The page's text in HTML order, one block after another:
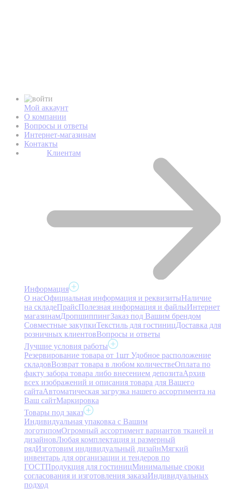
Мой аккаунт
О компании
Вопросы и ответы
Интернет-магазинам
Контакты
Клиентам
Информация
О насОфициальная информация и реквизитыНаличие
на складеПрайсПолезная информация и файлыИнтернет
магазинамДропшиппингЗаказ под Вашим брендом
Совместные закупкиТекстиль для гостиницДоставка для
розничных клиентовВопросы и ответы
Лучшие условия работы
Резервирование товара от 1шт Удобное расположение
складовВозврат товара в любом количествеОплата по
факту забора товара либо внесением депозитаАрхив
всех изображений и описания товара для Вашего
сайтаАвтоматическая загрузка нашего ассортимента на
Ваш сайтМаркировка
Товары под заказ
Индивидуальная упаковка с Вашим
логотипомОгромный ассортимент вариантов тканей и
дизайновЛюбая комплектация и размерный
рядИзготовим индивидуальный дизайнМягкий
инвентарь для организации и тендеров по
ГОСТПродукция для гостиницМинимальные сроки
согласования и изготовления заказаИндивидуальных
подход